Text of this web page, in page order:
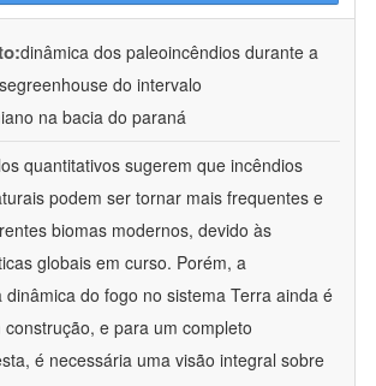
dinâmica dos paleoincêndios durante a
do intervalo
na bacia do paraná
quantitativos sugerem que incêndios
podem ser tornar mais frequentes e
biomas modernos, devido às
globais em curso. Porém, a
do fogo no sistema Terra ainda é
e para um completo
é necessária uma visão integral sobre